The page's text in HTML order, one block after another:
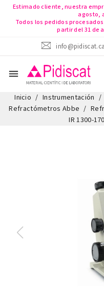
Estimado cliente, nuestra
agosto,
Todos los pedidos
partir del 31 de
menu
Inicio Instrumentación
Refractómetros Abbe
IR 1300-